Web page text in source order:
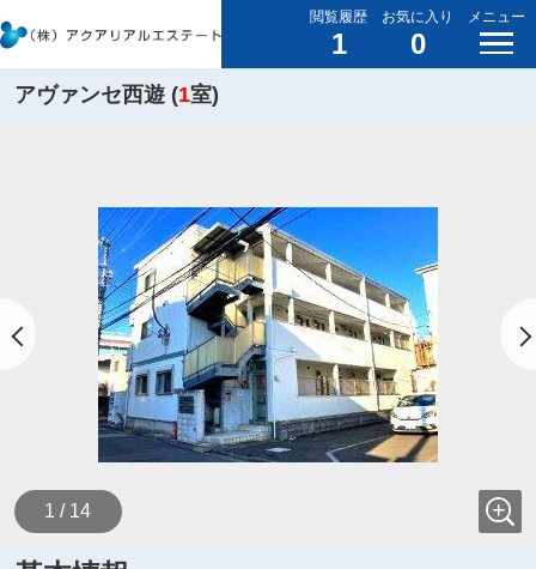
閲覧履歴
1
お気に入り
0
メニュー
アヴァンセ西遊 (1室)
1 / 14